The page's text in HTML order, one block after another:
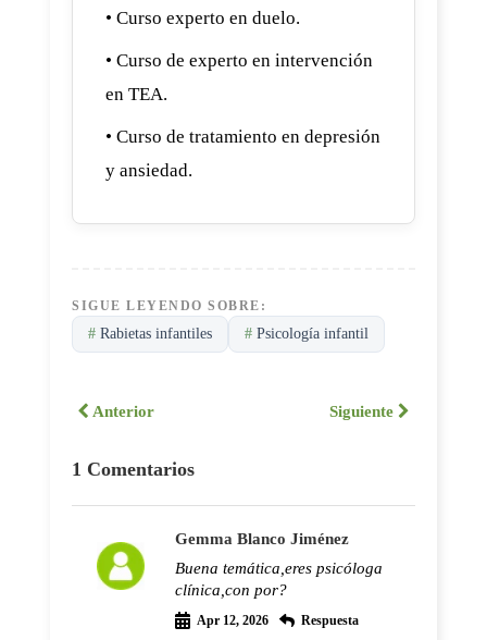
• Curso experto en duelo.
• Curso de experto en intervención
en TEA.
• Curso de tratamiento en depresión
y ansiedad.
SIGUE LEYENDO SOBRE:
# Rabietas infantiles # Psicología infantil
Anterior Siguiente
1 Comentarios
Gemma Blanco Jiménez
Buena temática,eres psicóloga
clínica,con por?
Apr 12, 2026 Respuesta